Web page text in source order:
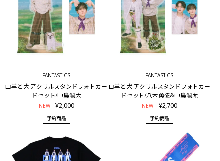
FANTASTICS
山羊と犬 アクリルスタンドフォトカー
ドセット/中島颯太
NEW ¥2,000
予約商品
FANTASTICS
山羊と犬 アクリルスタンドフォトカー
ドセット/八木勇征&中島颯太
NEW ¥2,700
予約商品